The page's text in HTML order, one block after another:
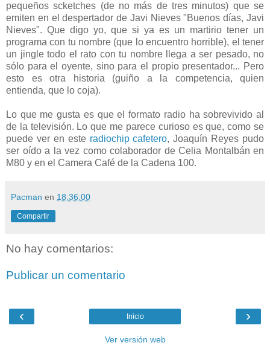
pequeños scketches (de no más de tres minutos) que se
emiten en el despertador de Javi Nieves "Buenos días, Javi
Nieves". Que digo yo, que si ya es un martirio tener un
programa con tu nombre (que lo encuentro horrible), el tener
un jingle todo el rato con tu nombre llega a ser pesado, no
sólo para el oyente, sino para el propio presentador... Pero
esto es otra historia (guiño a la competencia, quien
entienda, que lo coja).
Lo que me gusta es que el formato radio ha sobrevivido al
de la televisión. Lo que me parece curioso es que, como se
puede ver en este radiochip cafetero, Joaquín Reyes pudo
ser oído a la vez como colaborador de Celia Montalbán en
M80 y en el Camera Café de la Cadena 100.
Pacman en 18:36:00
Compartir
No hay comentarios:
Publicar un comentario
‹ ›
Inicio
Ver versión web